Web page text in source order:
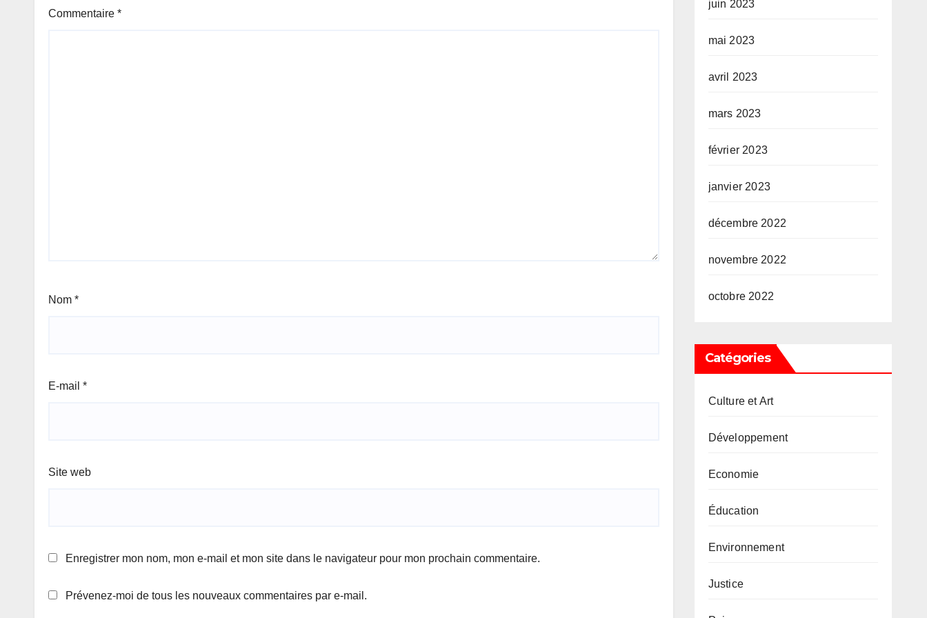
Commentaire *
Nom *
E-mail *
Site web
Enregistrer mon nom, mon e-mail et mon site dans le navigateur pour mon prochain commentaire.
Prévenez-moi de tous les nouveaux commentaires par e-mail.
juin 2023
mai 2023
avril 2023
mars 2023
février 2023
janvier 2023
décembre 2022
novembre 2022
octobre 2022
Catégories
Culture et Art
Développement
Economie
Éducation
Environnement
Justice